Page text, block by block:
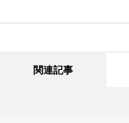
関連記事